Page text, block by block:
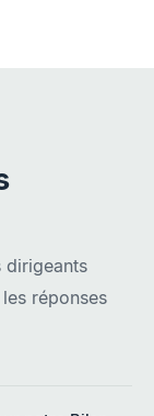
dirigeants
réponses